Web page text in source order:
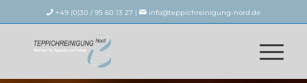
+49 (0)30 / 95 60 13 27 | info@teppichreinigung-nord.de